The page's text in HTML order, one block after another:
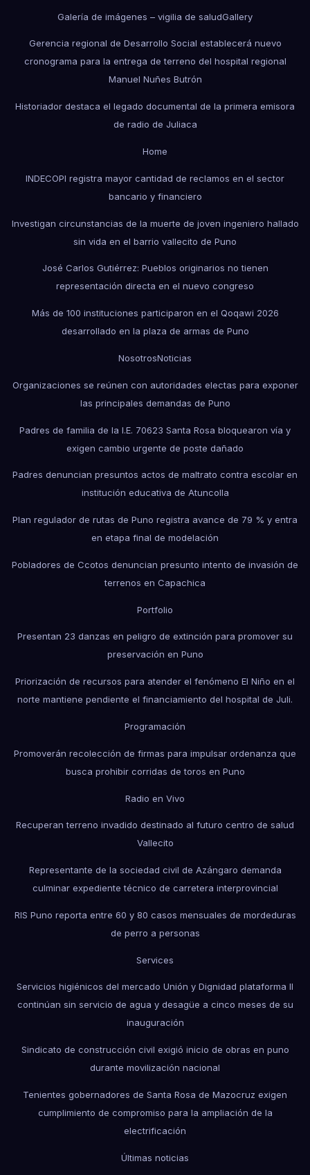
Galería de imágenes – vigilia de saludGallery
Gerencia regional de Desarrollo Social establecerá nuevo
cronograma para la entrega de terreno del hospital regional
Manuel Nuñes Butrón
Historiador destaca el legado documental de la primera emisora
de radio de Juliaca
Home
INDECOPI registra mayor cantidad de reclamos en el sector
bancario y financiero
Investigan circunstancias de la muerte de joven ingeniero hallado
sin vida en el barrio vallecito de Puno
José Carlos Gutiérrez: Pueblos originarios no tienen
representación directa en el nuevo congreso
Más de 100 instituciones participaron en el Qoqawi 2026
desarrollado en la plaza de armas de Puno
NosotrosNoticias
Organizaciones se reúnen con autoridades electas para exponer
las principales demandas de Puno
Padres de familia de la I.E. 70623 Santa Rosa bloquearon vía y
exigen cambio urgente de poste dañado
Padres denuncian presuntos actos de maltrato contra escolar en
institución educativa de Atuncolla
Plan regulador de rutas de Puno registra avance de 79 % y entra
en etapa final de modelación
Pobladores de Ccotos denuncian presunto intento de invasión de
terrenos en Capachica
Portfolio
Presentan 23 danzas en peligro de extinción para promover su
preservación en Puno
Priorización de recursos para atender el fenómeno El Niño en el
norte mantiene pendiente el financiamiento del hospital de Juli.
Programación
Promoverán recolección de firmas para impulsar ordenanza que
busca prohibir corridas de toros en Puno
Radio en Vivo
Recuperan terreno invadido destinado al futuro centro de salud
Vallecito
Representante de la sociedad civil de Azángaro demanda
culminar expediente técnico de carretera interprovincial
RIS Puno reporta entre 60 y 80 casos mensuales de mordeduras
de perro a personas
Services
Servicios higiénicos del mercado Unión y Dignidad plataforma II
continúan sin servicio de agua y desagüe a cinco meses de su
inauguración
Sindicato de construcción civil exigió inicio de obras en puno
durante movilización nacional
Tenientes gobernadores de Santa Rosa de Mazocruz exigen
cumplimiento de compromiso para la ampliación de la
electrificación
Últimas noticias